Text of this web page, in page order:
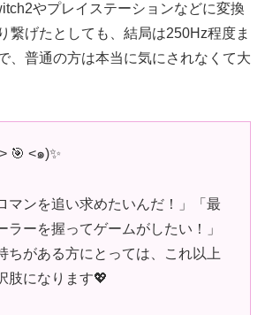
やプレイステーションなどに変換
繋げたとしても、結局は250Hz程度ま
、普通の方は本当に気にされなくて大
🎯 ˂๑)✨
マンを追い求めたいんだ！」「最
ラーを握ってゲームがしたい！」
ちがある方にとっては、これ以上
肢になります💖